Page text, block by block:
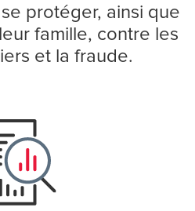
protéger, ainsi que
famille, contre les
et la fraude.